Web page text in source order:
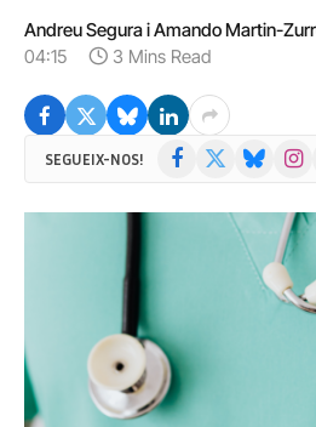
Andreu Segura i Amando Martin-
04:15
3 Mins Read
SEGUEIX-NOS! Facebook Bluesky